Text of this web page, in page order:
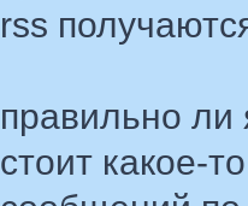
rss
правильно
стоит какое-